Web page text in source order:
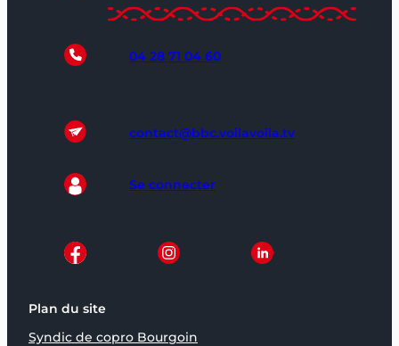
04 28 71 04 60
contact@bbc.voilavoila.tv
Se connecter
Plan du site
Syndic de copro Bourgoin